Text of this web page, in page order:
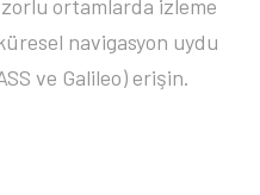
zorlu ortamlarda izleme
navigasyon uydu
ve Galileo) erişin.